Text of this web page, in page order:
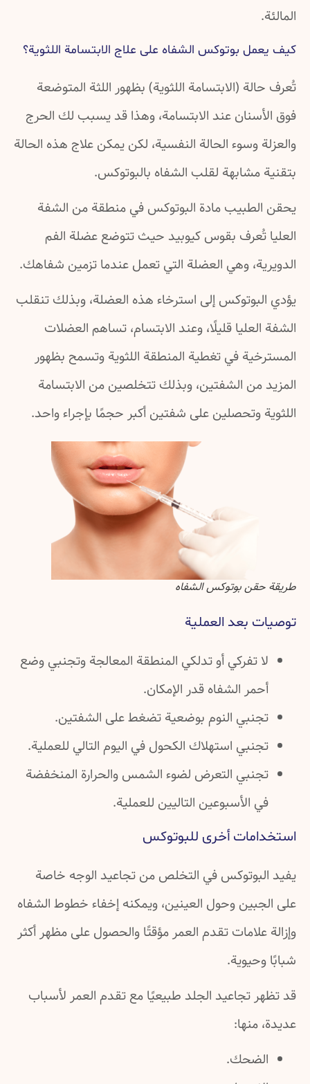
المالئة.
كيف يعمل بوتوكس الشفاه على علاج الابتسامة اللثوية؟
تُعرف حالة (الابتسامة اللثوية) بظهور اللثة المتوضعة
فوق الأسنان عند الابتسامة، وهذا قد يسبب لك الحرج
والعزلة وسوء الحالة النفسية، لكن يمكن علاج هذه الحالة
بتقنية مشابهة لقلب الشفاه بالبوتوكس.
يحقن الطبيب مادة البوتوكس في منطقة من الشفة
العليا تُعرف بقوس كيوبيد حيث تتوضع عضلة الفم
الدويرية، وهي العضلة التي تعمل عندما تزمين شفاهك.
يؤدي البوتوكس إلى استرخاء هذه العضلة، وبذلك تنقلب
الشفة العليا قليلًا، وعند الابتسام، تساهم العضلات
المسترخية في تغطية المنطقة اللثوية وتسمح بظهور
المزيد من الشفتين، وبذلك تتخلصين من الابتسامة
اللثوية وتحصلين على شفتين أكبر حجمًا بإجراء واحد.
طريقة حقن بوتوكس الشفاه
توصيات بعد العملية
لا تفركي أو تدلكي المنطقة المعالجة وتجنبي وضع
أحمر الشفاه قدر الإمكان.
تجنبي النوم بوضعية تضغط على الشفتين.
تجنبي استهلاك الكحول في اليوم التالي للعملية.
تجنبي التعرض لضوء الشمس والحرارة المنخفضة
في الأسبوعين التاليين للعملية.
استخدامات أخرى للبوتوكس
يفيد البوتوكس في التخلص من تجاعيد الوجه خاصة
على الجبين وحول العينين، ويمكنه إخفاء خطوط الشفاه
وإزالة علامات تقدم العمر مؤقتًا والحصول على مظهر أكثر
شبابًا وحيوية.
قد تظهر تجاعيد الجلد طبيعيًا مع تقدم العمر لأسباب
عديدة، منها:
الضحك.